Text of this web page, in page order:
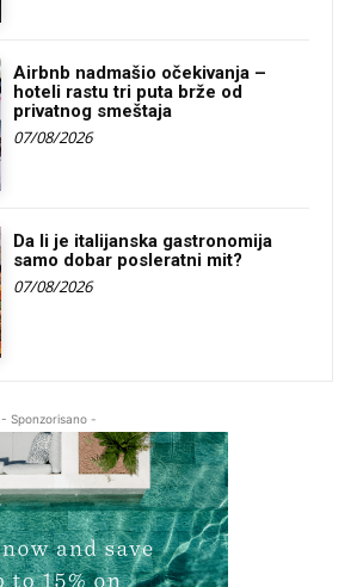
Airbnb nadmašio očekivanja –
hoteli rastu tri puta brže od
privatnog smeštaja
07/08/2026
Da li je italijanska gastronomija
samo dobar posleratni mit?
07/08/2026
- Sponzorisano -